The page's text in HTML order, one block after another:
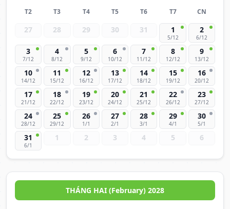
T2 T3 T4 T5 T6 T7 CN
27 28 29 30 31 1
5/12
2
6/12
3
7/12
4
8/12
5
9/12
6
10/12
7
11/12
8
12/12
9
13/12
10
14/12
11
15/12
12
16/12
13
17/12
14
18/12
15
19/12
16
20/12
17
21/12
18
22/12
19
23/12
20
24/12
21
25/12
22
26/12
23
27/12
24
28/12
25
29/12
26
1/1
27
2/1
28
3/1
29
4/1
30
5/1
31
6/1
1 2 3 4 5 6
THÁNG HAI (February) 2028